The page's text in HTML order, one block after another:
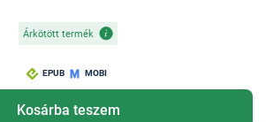
Árkötött termék
EPUB MOBI
Kosárba teszem